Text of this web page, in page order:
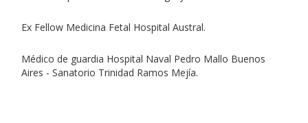
Ex Fellow Medicina Fetal Hospital Austral.
Médico de guardia Hospital Naval Pedro Mallo Buenos
Aires - Sanatorio Trinidad Ramos Mejía.